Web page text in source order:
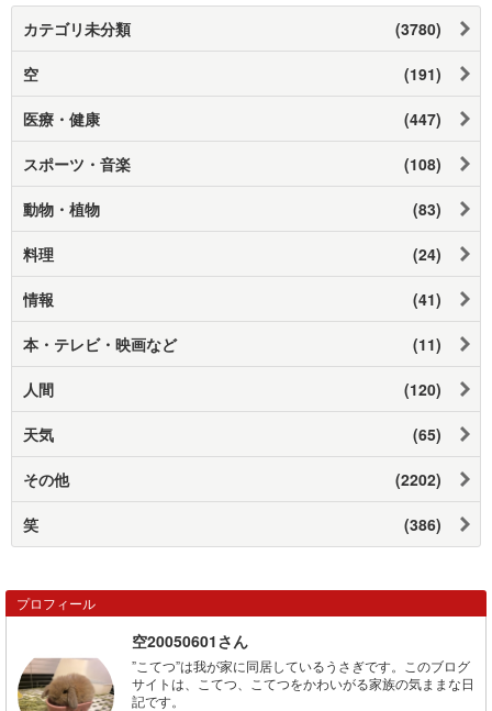
カテゴリ未分類 (3780)
空 (191)
医療・健康 (447)
スポーツ・音楽 (108)
動物・植物 (83)
料理 (24)
情報 (41)
本・テレビ・映画など (11)
人間 (120)
天気 (65)
その他 (2202)
笑 (386)
プロフィール
空20050601さん
”こてつ”は我が家に同居しているうさぎです。このブログ
サイトは、こてつ、こてつをかわいがる家族の気ままな日
記です。